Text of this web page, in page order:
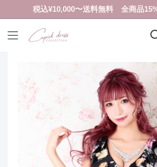
ン
税込¥10,000〜送料無料 全商品
ク
レ
ス